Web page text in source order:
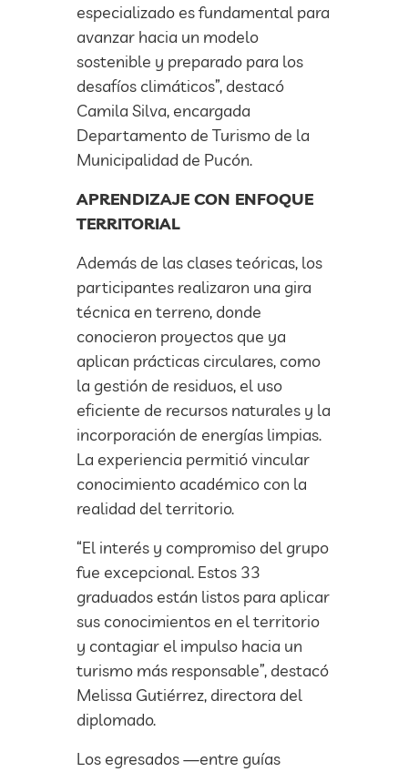
especializado es fundamental para
avanzar hacia un modelo
sostenible y preparado para los
desafíos climáticos”, destacó
Camila Silva, encargada
Departamento de Turismo de la
Municipalidad de Pucón.
APRENDIZAJE CON ENFOQUE
TERRITORIAL
Además de las clases teóricas, los
participantes realizaron una gira
técnica en terreno, donde
conocieron proyectos que ya
aplican prácticas circulares, como
la gestión de residuos, el uso
eficiente de recursos naturales y la
incorporación de energías limpias.
La experiencia permitió vincular
conocimiento académico con la
realidad del territorio.
“El interés y compromiso del grupo
fue excepcional. Estos 33
graduados están listos para aplicar
sus conocimientos en el territorio
y contagiar el impulso hacia un
turismo más responsable”, destacó
Melissa Gutiérrez, directora del
diplomado.
Los egresados —entre guías